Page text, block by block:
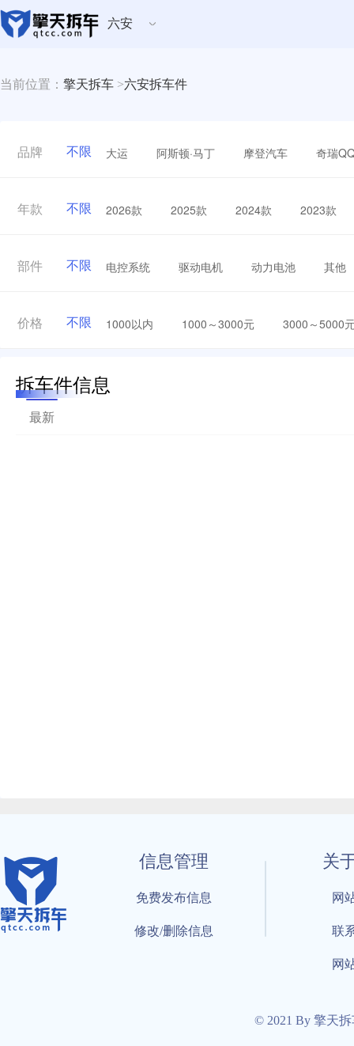
六安
当前位置： 擎天拆车 >六安拆车件
品牌 不限 大运 阿斯顿·马丁 摩登汽车 奇瑞
年款 不限 2026款 2025款 2024款 2023款
部件 不限 电控系统 驱动电机 动力电池 其他
价格 不限 1000以内 1000～3000元 3000～5000
拆车件信息
最新
信息管理
免费发布信息
修改/删除信息
关
网
联
网
© 2021 By 擎天